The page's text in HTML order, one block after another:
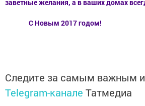
заветные желания, а в ваших домах
С Новым 2017 годом!
Следите за самым важным
Telegram-канале Татмедиа